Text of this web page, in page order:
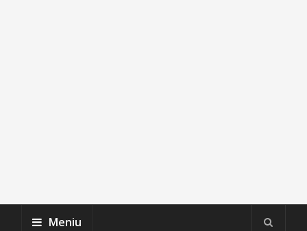
Meniu